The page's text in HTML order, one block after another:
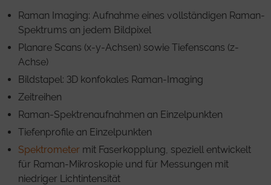
Raman Imaging: Aufnahme eines vollständigen Raman-
Spektrums an jedem Bildpixel
Planare Scans (x-y-Achsen) sowie Tiefenscans (z-
Achse)
Bildstapel: 3D konfokales Raman-Imaging
Zeitreihen
Raman-Spektrenaufnahmen an Einzelpunkten
Tiefenprofile an Einzelpunkten
Spektrometer mit Faserkopplung, speziell entwickelt
für Raman-Mikroskopie und für Messungen mit
niedriger Lichtintensität